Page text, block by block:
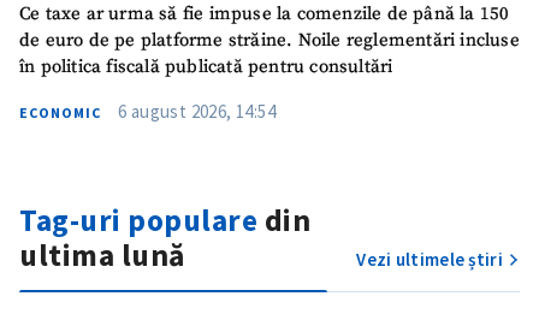
Ce taxe ar urma să fie impuse la comenzile de până la 150
de euro de pe platforme străine. Noile reglementări incluse
în politica fiscală publicată pentru consultări
ECONOMIC 6 august 2026, 14:54
Tag-uri populare din
ultima lună
Vezi ultimele știri
ȘTIREA MEA
Fotografie
+ Încarcă imagine
Link media
+ Link media